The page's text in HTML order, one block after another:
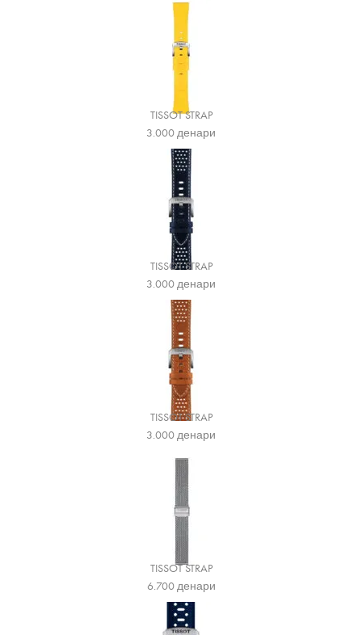
TISSOT STRAP
3.000денари
TISSOT STRAP
3.000денари
TISSOT STRAP
3.000денари
TISSOT STRAP
6.700денари